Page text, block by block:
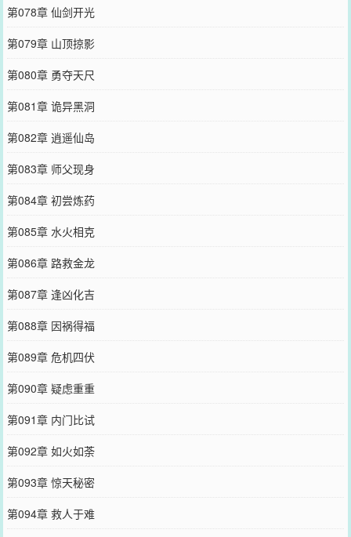
第078章 仙剑开光
第079章 山顶掠影
第080章 勇夺天尺
第081章 诡异黑洞
第082章 逍遥仙岛
第083章 师父现身
第084章 初尝炼药
第085章 水火相克
第086章 路救金龙
第087章 逢凶化吉
第088章 因祸得福
第089章 危机四伏
第090章 疑虑重重
第091章 内门比试
第092章 如火如荼
第093章 惊天秘密
第094章 救人于难